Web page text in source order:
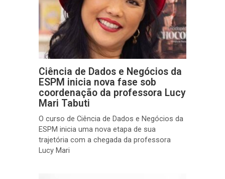
Ciência de Dados e Negócios da
ESPM inicia nova fase sob
coordenação da professora Lucy
Mari Tabuti
O curso de Ciência de Dados e Negócios da
ESPM inicia uma nova etapa de sua
trajetória com a chegada da professora
Lucy Mari